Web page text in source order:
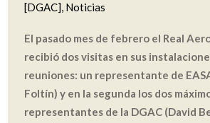
[DGAC], Noticias
El pasado mes de febrero el Real
recibió dos visitas en sus
reuniones: un representante de
Foltín) y en la segunda los dos
representantes de la DGAC (David